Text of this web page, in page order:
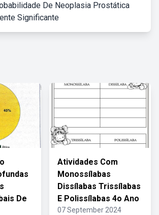
De Neoplasia Prostática
Significante
De
Atividades Com
Monossílabas
Dissílabas Trissílabas
E Polissílabas 4o Ano
07 September 2024